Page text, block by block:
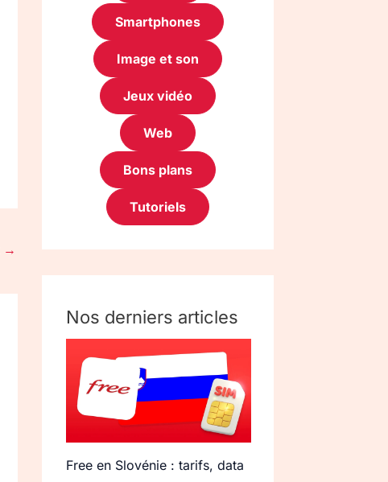
→
Smartphones
Image et son
Jeux vidéo
Web
Bons plans
Tutoriels
Nos derniers articles
Free en Slovénie : tarifs, data